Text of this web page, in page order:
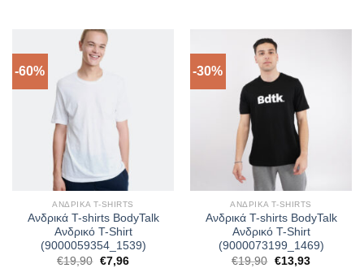
-60%
ΑΝΔΡΙΚΆ T-SHIRTS
Ανδρικά T-shirts BodyTalk
Ανδρικό T-Shirt
(9000059354_1539)
€19,90 Original
€7,96Η
-30%
ΑΝΔΡΙΚΆ T-SHIRTS
Ανδρικά T-shirts BodyTalk
Ανδρικό T-Shirt
(9000073199_1469)
€19,90 Original
€13,93Η